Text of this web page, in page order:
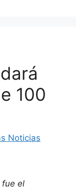
100
Noticias
fue el